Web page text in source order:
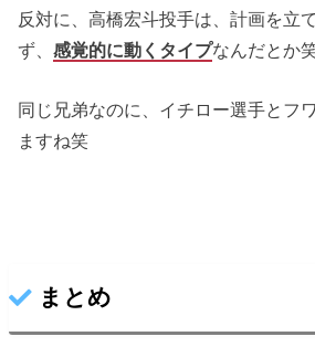
反対に、高橋宏斗投手は、計画を立
ず、感覚的に動くタイプなんだとか
同じ兄弟なのに、イチロー選手とフ
ますね笑
まとめ